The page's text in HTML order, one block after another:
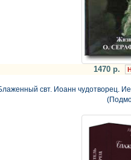
1470 р.
свт. Иоанн чудотворец.